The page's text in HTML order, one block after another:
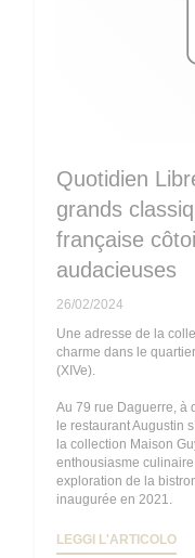
Quotidien
grands
française
audacieuses
26/02/2024
Une adresse de la
charme dans le
(XIVe).
Au 79 rue Daguerre, à
le restaurant Augustin
la collection Maison
enthousiasme
exploration de la
inaugurée en 2021.
LEGGI L'ARTICOLO